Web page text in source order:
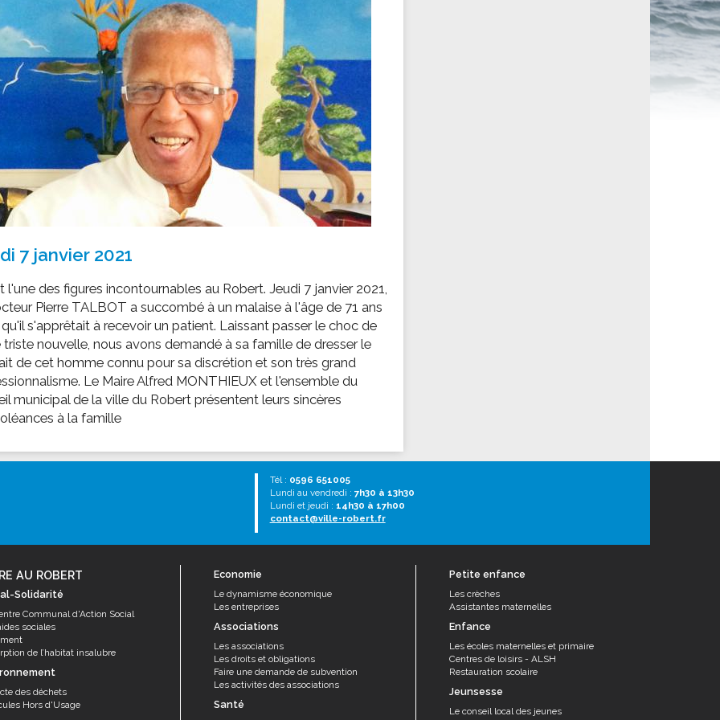
EMPLOI
Offres d'emploi
SOCIAL-SOLIDARITÉ
Le Centre Communal d'Action Social
Les aides sociales
Logement
Antenne Municipale de Développement et de
Cohésion Sociale
Epicerie sociale et solidaire "Rayon de Soleil"
Bornes de collecte de l'ACISE
locale
et le lycée
local des jeunes
maternelles et primaire
de loisirs - ALSH
famille
ENFANCE
LE SERVICE CULTUREL
Les activités
Guide des activités sportives
7 janvier 2021
l'une des figures incontournables au Robert. Jeudi 7 janvier 2021,
Pierre TALBOT a succombé à un malaise à l'âge de 71 ans
s'apprêtait à recevoir un patient. Laissant passer le choc de
nouvelle, nous avons demandé à sa famille de dresser le
de cet homme connu pour sa discrétion et son très grand
Le Maire Alfred MONTHIEUX et l'ensemble du
municipal de la ville du Robert présentent leurs sincères
à la famille
Tél : 0596 651005
Lundi au vendredi : 7h30 à 13h30
Lundi et jeudi : 14h30 à 17h00
contact@ville-robert.fr
AU ROBERT
Solidarité
Communal d'Action Social
sociales
de l’habitat insalubre
des déchets
Hors d'Usage
Economie
Le dynamisme économique
Les entreprises
Associations
Les associations
Les droits et obligations
Faire une demande de subvention
Les activités des associations
Santé
Petite enfance
Les crèches
Assistantes maternelles
Enfance
Les écoles maternelles et primaire
Centres de loisirs - ALSH
Restauration scolaire
Jeunsesse
Le conseil local des jeunes